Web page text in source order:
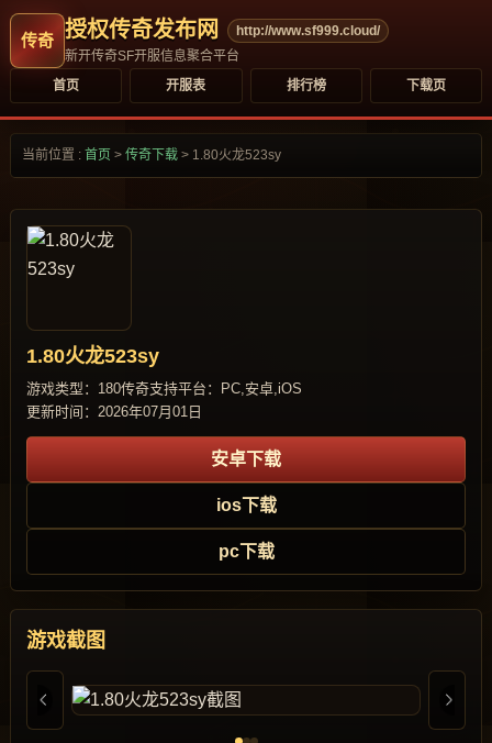
授权传奇发布网
http://www.sf999.cloud/
新开传奇SF开服信息聚合平台
首页
开服表 排行榜 下载页
当前位置 : 首页 > 传奇下载 > 1.80火龙523sy
1.80火龙523sy
游戏类型：180传奇支持平台：PC,安卓,iOS
更新时间：2026年07月01日
安卓下载
ios下载
pc下载
游戏截图